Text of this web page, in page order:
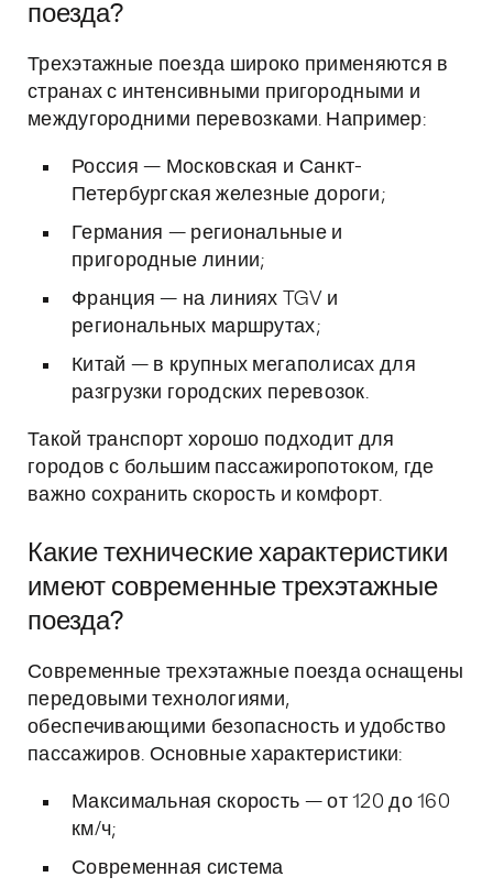
поезда?
Трехэтажные поезда широко применяются в
странах с интенсивными пригородными и
междугородними перевозками. Например:
Россия — Московская и Санкт-
Петербургская железные дороги;
Германия — региональные и
пригородные линии;
Франция — на линиях TGV и
региональных маршрутах;
Китай — в крупных мегаполисах для
разгрузки городских перевозок.
Такой транспорт хорошо подходит для
городов с большим пассажиропотоком, где
важно сохранить скорость и комфорт.
Какие технические характеристики
имеют современные трехэтажные
поезда?
Современные трехэтажные поезда оснащены
передовыми технологиями,
обеспечивающими безопасность и удобство
пассажиров. Основные характеристики:
Максимальная скорость — от 120 до 160
км/ч;
Современная система